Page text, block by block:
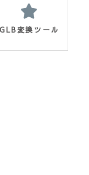
GLB変換ツール